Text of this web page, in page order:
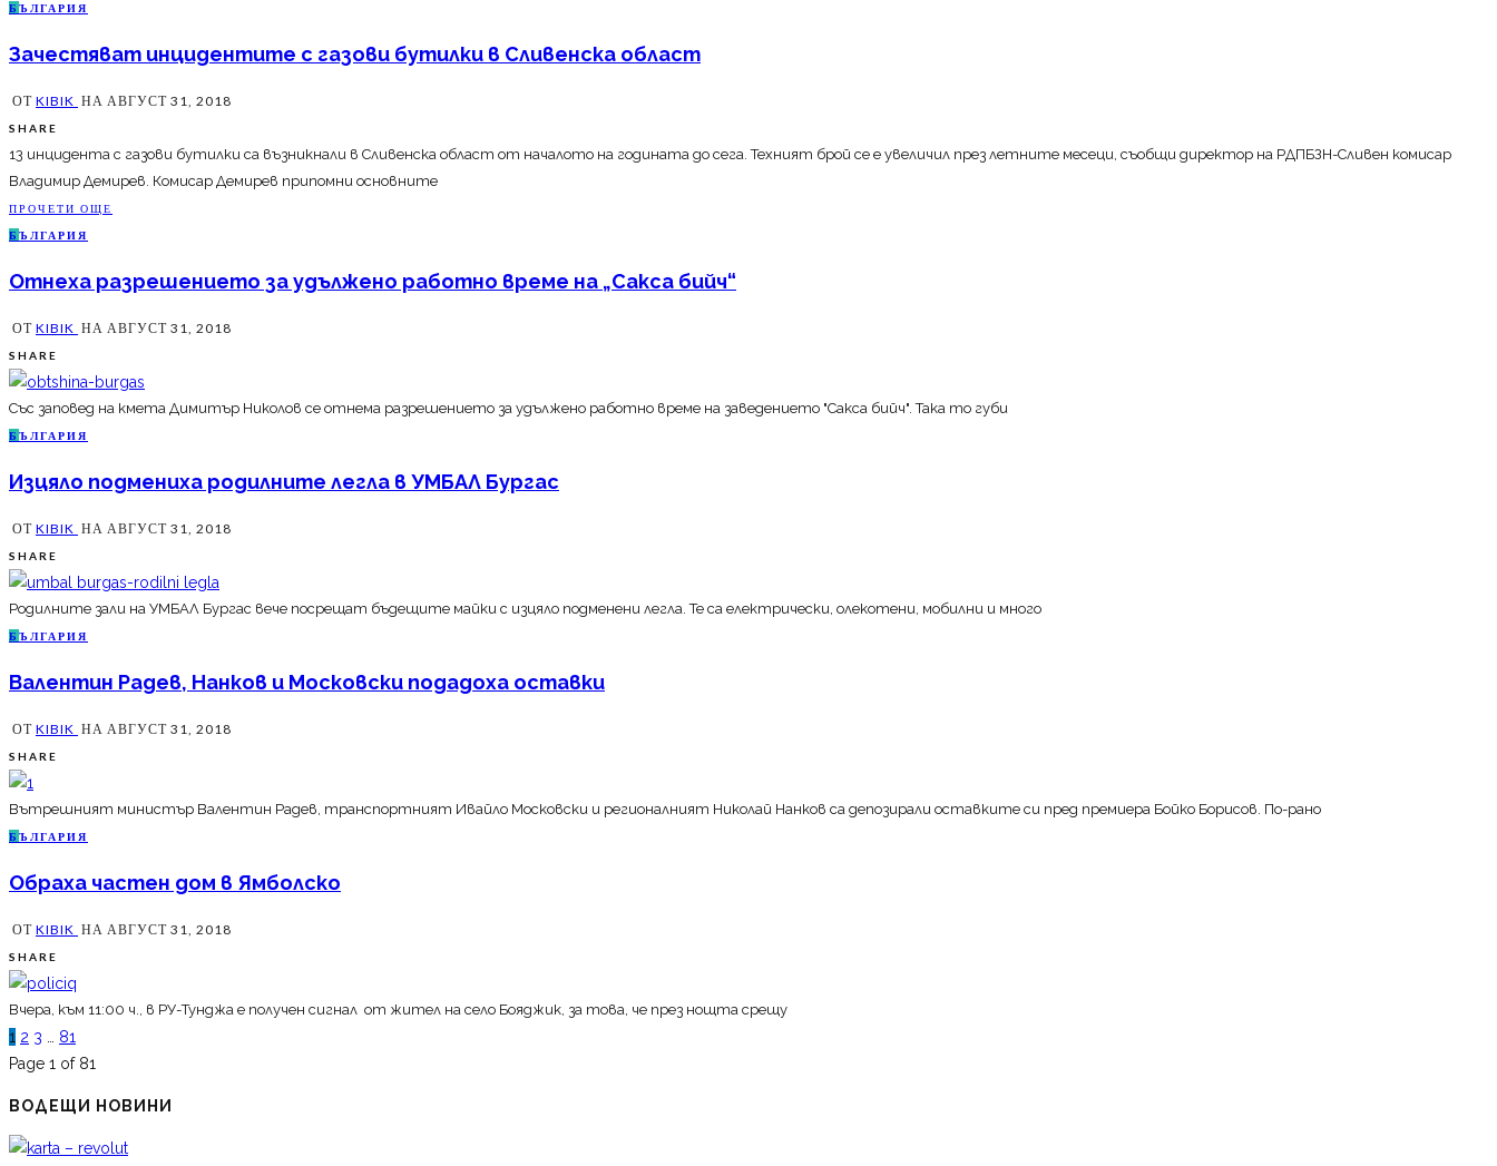
Б ЪЛГАРИЯ
Зачестяват инцидентите с газови бутилки в Сливенска област
ОТ KIBIK НА АВГУСТ 31, 2018
SHARE
13 инцидента с газови бутилки са възникнали в Сливенска област от началото на годината до сега. Техният брой се е увеличил през летните месеци, съобщи директор на РДПБЗН-Сливен комисар
Владимир Демирев. Комисар Демирев припомни основните
ПРОЧЕТИ ОЩЕ
Б ЪЛГАРИЯ
Отнеха разрешението за удължено работно време на „Сакса бийч“
ОТ KIBIK НА АВГУСТ 31, 2018
SHARE
Със заповед на кмета Димитър Николов се отнема разрешението за удължено работно време на заведението "Сакса бийч". Така то губи
Б ЪЛГАРИЯ
Изцяло подмениха родилните легла в УМБАЛ Бургас
ОТ KIBIK НА АВГУСТ 31, 2018
SHARE
Родилните зали на УМБАЛ Бургас вече посрещат бъдещите майки с изцяло подменени легла. Те са електрически, олекотени, мобилни и много
Б ЪЛГАРИЯ
Валентин Радев, Нанков и Московски подадоха оставки
ОТ KIBIK НА АВГУСТ 31, 2018
SHARE
Вътрешният министър Валентин Радев, транспортният Ивайло Московски и регионалният Николай Нанков са депозирали оставките си пред премиера Бойко Борисов. По-рано
Б ЪЛГАРИЯ
Обраха частен дом в Ямболско
ОТ KIBIK НА АВГУСТ 31, 2018
SHARE
Вчера, към 11:00 ч., в РУ-Тунджа е получен сигнал от жител на село Бояджик, за това, че през нощта срещу
1 2 3 … 81
Page 1 of 81
ВОДЕЩИ НОВИНИ